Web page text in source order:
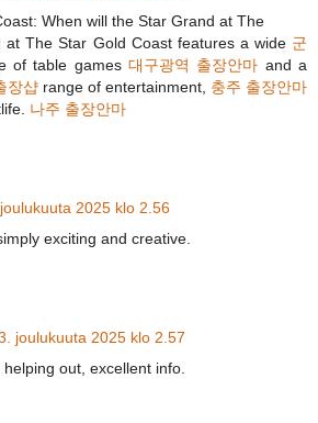
When will the Star Grand at The
at The Star Gold Coast features a wide 군
of table games대구광역 출장안마 and a
장샵 range of entertainment, 충주 출장안마
나주 출장안마
2025 klo 2.56
exciting and creative.
joulukuuta 2025 klo 2.57
out, excellent info.